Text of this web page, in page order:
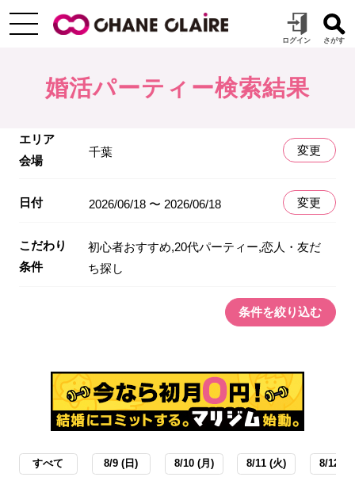
婚活パーティー検索結果
エリア
会場
千葉 変更
日付 2026/06/18 〜 2026/06/18 変更
こだわり
条件
初心者おすすめ,20代パーティー,恋人・友だ
ち探し
条件を絞り込む
すべて 8/9 (日) 8/10 (月) 8/11 (火) 8/12 (